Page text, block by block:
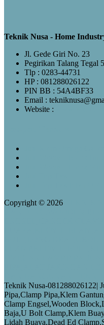
Teknik Nusa - Home Industr
Jl. Gede Giri No. 23
Pegirikan Talang Tegal
Tlp : 0283-44731
HP : 081288026122
PIN BB : 54A4BF33
Email :
Website :
Copyright © 2026
Teknik Nusa-081288026122|
Pipa,Clamp Pipa,Klem
Clamp Engsel,Wooden
Baja,U Bolt Clamp,Klem
Lidah Buaya,Dead Ed